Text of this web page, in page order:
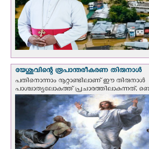
യേശുവിന്റെ രൂപാന്തരീകരണ തിരുനാള്‍
പതിനൊന്നാം നൂറ്റാണ്ടിലാണ് ഈ തിരുനാള്‍
പാശ്ചാത്യലോകത്ത് പ്രചാരത്തിലാകുന്നത്.